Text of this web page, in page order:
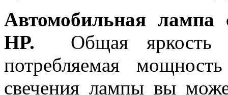
Автомобильная
HP.
Общая яркость
потребляемая
свечения лампы вы